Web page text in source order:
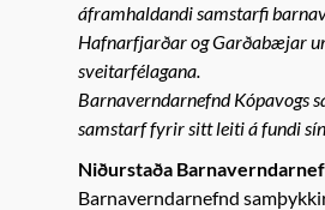
áframhaldandi samstarfi
Hafnarfjarðar og Garðabæjar
sveitarfélagana.
Barnaverndarnefnd Kópavogs
samstarf fyrir sitt leiti á fundi
Niðurstaða
Barnaverndarnefnd